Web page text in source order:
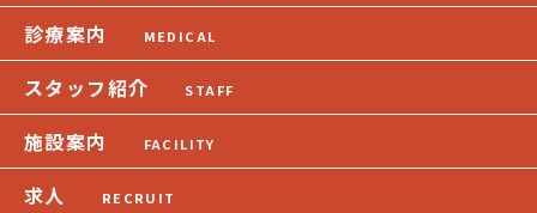
診療案内 MEDICAL
スタッフ紹介 STAFF
施設案内 FACILITY
求人 RECRUIT